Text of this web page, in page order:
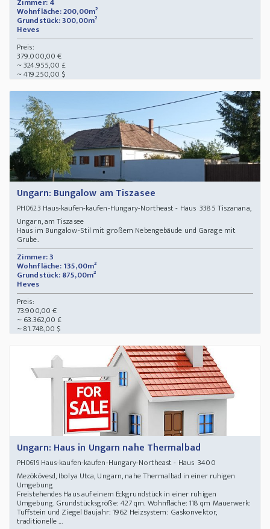
Zimmer: 4
Wohnfläche: 200,00m²
Grundstück: 300,00m²
Heves
Preis:
379.000,00 €
~ 324.955,00 £
~ 419.250,00 $
Ungarn: Bungalow am Tiszasee
PH0623 Haus-kaufen-kaufen-Hungary-Northeast - Haus 3385 Tiszanana,
Ungarn, am Tiszasee
Haus im Bungalow-Stil mit großem Nebengebäude und Garage mit
Grube.
Zimmer: 3
Wohnfläche: 135,00m²
Grundstück: 875,00m²
Heves
Preis:
73.900,00 €
~ 63.362,00 £
~ 81.748,00 $
Ungarn: Haus in Ungarn nahe Thermalbad
PH0619Haus-kaufen-kaufen-Hungary-Northeast - Haus 3400
Mezökövesd, Ibolya Utca, Ungarn, nahe Thermalbad in einer ruhigen
Umgebung
Freistehendes Haus auf einem Eckgrundstück in einer ruhigen
Umgebung. Grundstücksgröße: 427 qm. Wohnfläche: 118 qm Mauerwerk:
Tuffstein und Ziegel Baujahr: 1962 Heizsystem: Gaskonvektor,
traditionelle ...